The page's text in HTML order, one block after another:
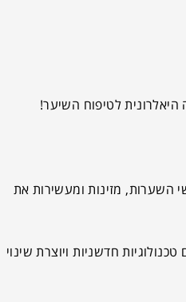
לטיפוח השיער!
השערות, מזינות ומעשירות את
חדשניות ויוצרת שינוי